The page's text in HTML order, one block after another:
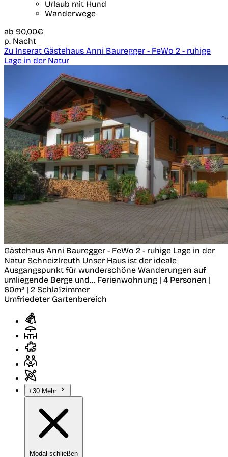
Urlaub mit Hund
Wanderwege
ab 90,00€
p. Nacht
Zu Inserat Gästehaus Anni Bauregger - FeWo 2 - ruhige
Lage in der Natur
Gästehaus Anni Bauregger - FeWo 2 - ruhige Lage in der
Natur Schneizlreuth Unser Haus ist der ideale
Ausgangspunkt für wunderschöne Wanderungen auf
umliegende Berge und... Ferienwohnung | 4 Personen |
60m² | 2 Schlafzimmer
Umfriedeter Gartenbereich
+30 Mehr
Modal schließen